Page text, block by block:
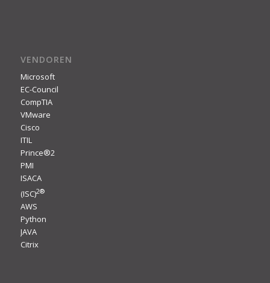
VENDOREN
Microsoft
EC-Council
CompTIA
VMware
Cisco
ITIL
Prince®2
PMI
ISACA
(ISC)2®
AWS
Python
JAVA
Citrix